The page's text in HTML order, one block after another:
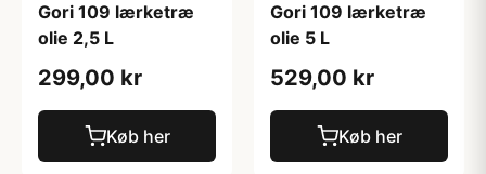
Gori 109 lærketræ
olie 2,5 L
299,00 kr
Køb her
Gori 109 lærketræ
olie 5 L
529,00 kr
Køb her